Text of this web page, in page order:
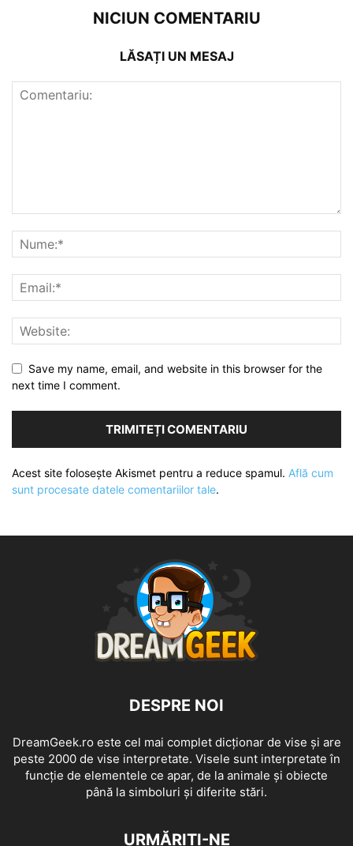
NICIUN COMENTARIU
LĂSAȚI UN MESAJ
Save my name, email, and website in this browser for the
next time I comment.
Acest site folosește Akismet pentru a reduce spamul. Află cum
sunt procesate datele comentariilor tale.
DESPRE NOI
DreamGeek.ro este cel mai complet dicționar de vise și are
peste 2000 de vise interpretate. Visele sunt interpretate în
funcție de elementele ce apar, de la animale și obiecte
până la simboluri și diferite stări.
URMĂRIȚI-NE